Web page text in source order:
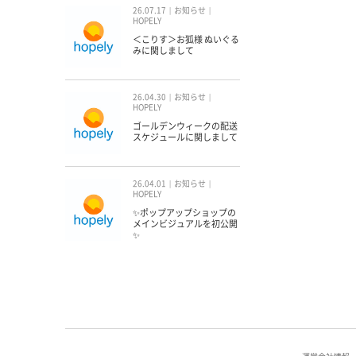
26.07.17
お知らせ
HOPELY
＜こりす＞お狐様 ぬいぐる
みに関しまして
26.04.30
お知らせ
HOPELY
ゴールデンウィークの配送
スケジュールに関しまして
26.04.01
お知らせ
HOPELY
✨ポップアップショップの
メインビジュアルを初公開
✨